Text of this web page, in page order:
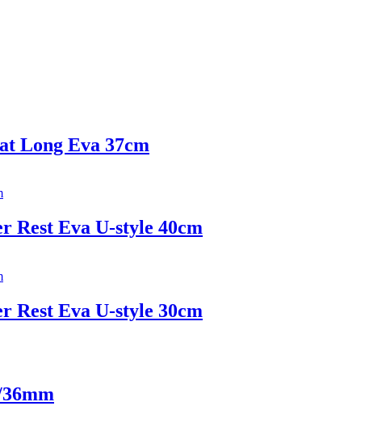
Long Eva 37сm
Rest Eva U-style 40сm
Rest Eva U-style 30сm